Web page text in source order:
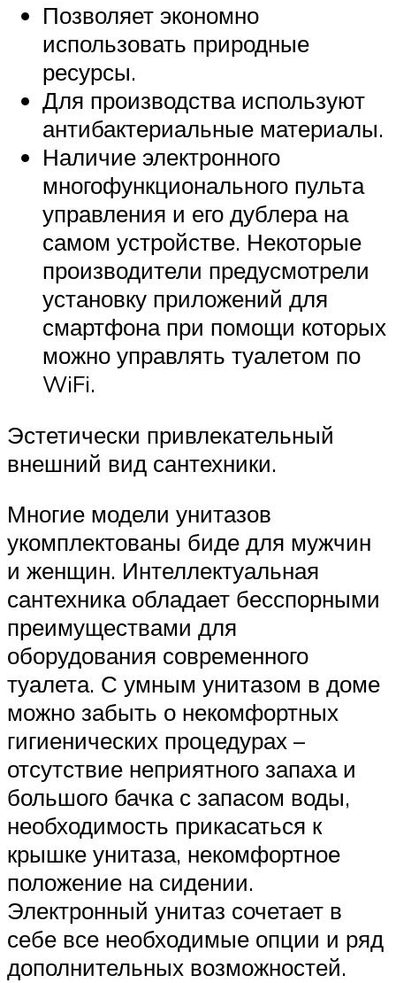
Позволяет экономно
использовать природные
ресурсы.
Для производства используют
антибактериальные материалы.
Наличие электронного
многофункционального пульта
управления и его дублера на
самом устройстве. Некоторые
производители предусмотрели
установку приложений для
смартфона при помощи которых
можно управлять туалетом по
WiFi.
Эстетически привлекательный
внешний вид сантехники.
Многие модели унитазов
укомплектованы биде для мужчин
и женщин. Интеллектуальная
сантехника обладает бесспорными
преимуществами для
оборудования современного
туалета. С умным унитазом в доме
можно забыть о некомфортных
гигиенических процедурах –
отсутствие неприятного запаха и
большого бачка с запасом воды,
необходимость прикасаться к
крышке унитаза, некомфортное
положение на сидении.
Электронный унитаз сочетает в
себе все необходимые опции и ряд
дополнительных возможностей.